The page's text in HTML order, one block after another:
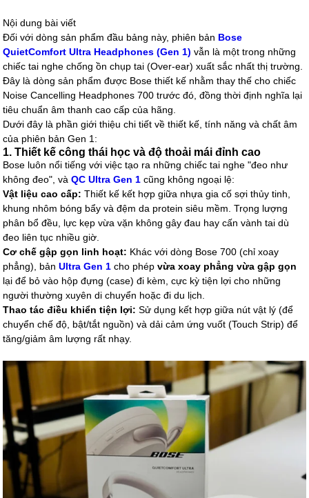
Nội dung bài viết
Đối với dòng sản phẩm đầu bảng này, phiên bản Bose
QuietComfort Ultra Headphones (Gen 1) vẫn là một trong những
chiếc tai nghe chống ồn chụp tai (Over-ear) xuất sắc nhất thị trường.
Đây là dòng sản phẩm được Bose thiết kế nhằm thay thế cho chiếc
Noise Cancelling Headphones 700 trước đó, đồng thời định nghĩa lại
tiêu chuẩn âm thanh cao cấp của hãng.
Dưới đây là phần giới thiệu chi tiết về thiết kế, tính năng và chất âm
của phiên bản Gen 1:
1. Thiết kế công thái học và độ thoải mái đỉnh cao
Bose luôn nổi tiếng với việc tạo ra những chiếc tai nghe "đeo như
không đeo", vàQC Ultra Gen 1 cũng không ngoại lệ:
Vật liệu cao cấp: Thiết kế kết hợp giữa nhựa gia cố sợi thủy tinh,
khung nhôm bóng bẩy và đệm da protein siêu mềm. Trọng lượng
phân bổ đều, lực kẹp vừa vặn không gây đau hay cấn vành tai dù
đeo liên tục nhiều giờ.
Cơ chế gập gọn linh hoạt: Khác với dòng Bose 700 (chỉ xoay
phẳng), bảnUltra Gen 1 cho phépvừa xoay phẳng vừa gập gọn
lại để bỏ vào hộp đựng (case) đi kèm, cực kỳ tiện lợi cho những
người thường xuyên di chuyển hoặc đi du lịch.
Thao tác điều khiển tiện lợi: Sử dụng kết hợp giữa nút vật lý (để
chuyển chế độ, bật/tắt nguồn) và dải cảm ứng vuốt (Touch Strip) để
tăng/giảm âm lượng rất nhạy.